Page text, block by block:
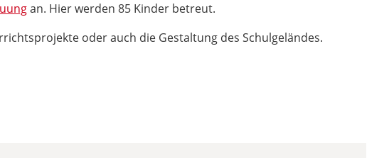
an. Hier werden 85 Kinder betreut.
oder auch die Gestaltung des Schulgeländes.